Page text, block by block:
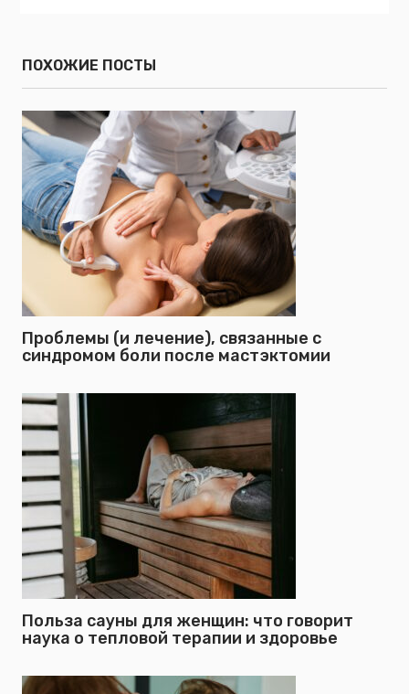
ПОХОЖИЕ ПОСТЫ
Проблемы (и лечение), связанные с
синдромом боли после мастэктомии
Польза сауны для женщин: что говорит
наука о тепловой терапии и здоровье